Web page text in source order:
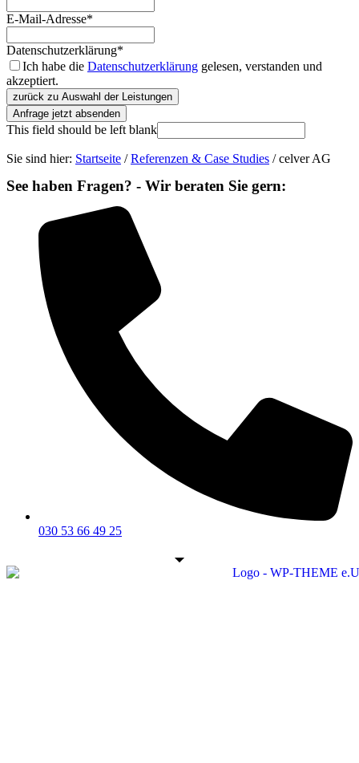
E-Mail-Adresse*
Datenschutzerklärung*
Ich habe die Datenschutzerklärung gelesen, verstanden und
akzeptiert.
zurück zu Auswahl der Leistungen
Anfrage jetzt absenden
This field should be left blank
Sie sind hier: Startseite /Referenzen & Case Studies /celver AG
See haben Fragen? - Wir beraten Sie gern:
030 53 66 49 25